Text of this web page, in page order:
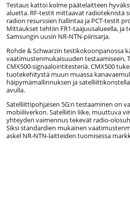
Testaus kattoi kolme päätelaitteen
aluetta. RF-testit mittaavat radioteknistä
radion resurssien hallintaa ja PCT-testit
Mittaukset tehtiin FR1-taajuusalueella, ja
Samsungin uusin NR-NTN-piirisarja.
Rohde & Schwarzin testikokoonpanossa
vaatimustenmukaisuuden testaamiseen,
CMX500-signaalointitesteriä. CMX500
tuotekehitystä muun muassa
häipymämallinnuksen ja
avulla.
Satelliittipohjaisen 5G:n testaaminen on
mobiiliverkon. Satelliitin liike, muuttuva
yhteyden vaimennus tekevät radio-
Siksi standardien mukainen
askel NR-NTN-laitteiden tuomisessa